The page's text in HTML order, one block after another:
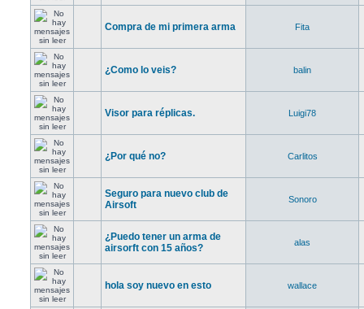
Compra de mi primera arma Fita
¿Como lo veis? balin
Visor para réplicas. Luigi78
¿Por qué no? Carlitos
Seguro para nuevo club de
Airsoft
Sonoro
¿Puedo tener un arma de
airsorft con 15 años?
alas
hola soy nuevo en esto wallace